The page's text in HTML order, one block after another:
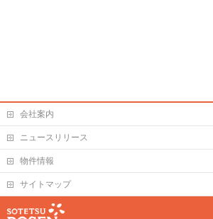
会社案内
ニュースリリース
物件情報
サイトマップ